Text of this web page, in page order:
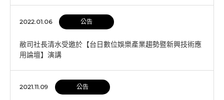
2022.01.06 公告
敝司社長清水受邀於【台日數位娛樂產業趨勢暨新興技術應
用論壇】演講
2021.11.09 公告